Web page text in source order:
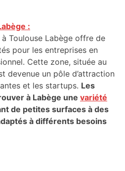
:
Toulouse Labège offre de
pour les entreprises en
Cette zone, située au
devenue un pôle d’attraction
et les startups. Les
à Labège une variété
de petites surfaces à des
à différents besoins